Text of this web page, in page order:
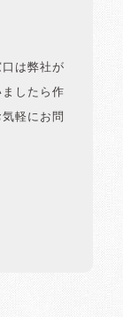
は弊社が
したら作
軽にお問